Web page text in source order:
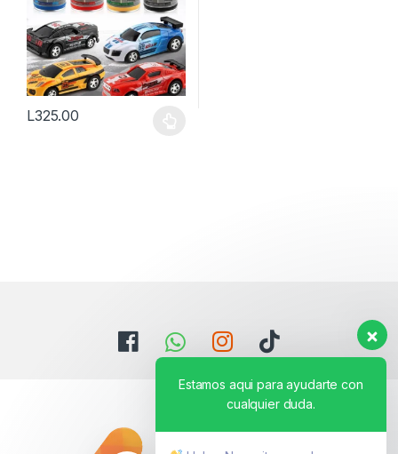
L325.00
Estamos aqui para ayudarte con
cualquier duda.